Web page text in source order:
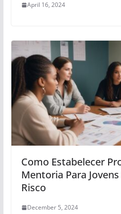
April 16, 2024
Como Estabelecer
Mentoria Para
Risco
December 5, 2024